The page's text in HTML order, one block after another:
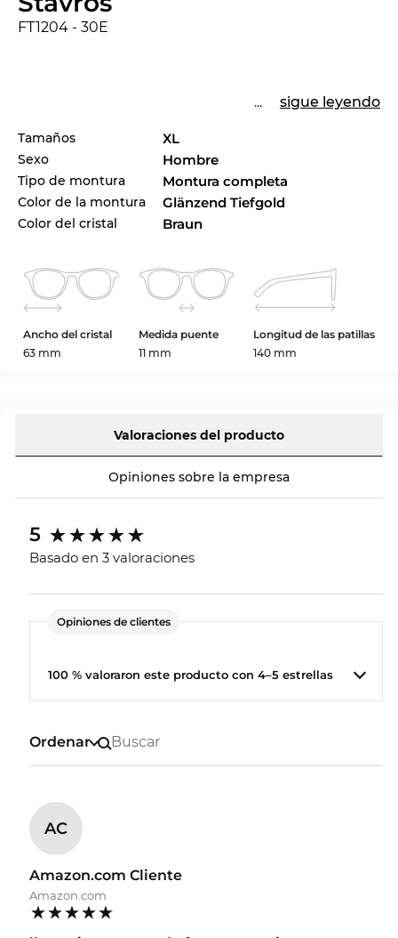
FT1204 - 30E
... sigue leyendo
Tamaños XL
Sexo Hombre
Tipo de montura Montura completa
Color de la montura Glänzend Tiefgold
Color del cristal Braun
Ancho del cristal
63 mm
Medida puente
11 mm
Longitud de las patillas
140 mm
Valoraciones del producto
Opiniones sobre la empresa
5
Basado en 3 valoraciones
Opiniones de clientes
100 % valoraron este producto con 4–5 estrellas
Ordenar
AC
Amazon.com Cliente
Amazon.com